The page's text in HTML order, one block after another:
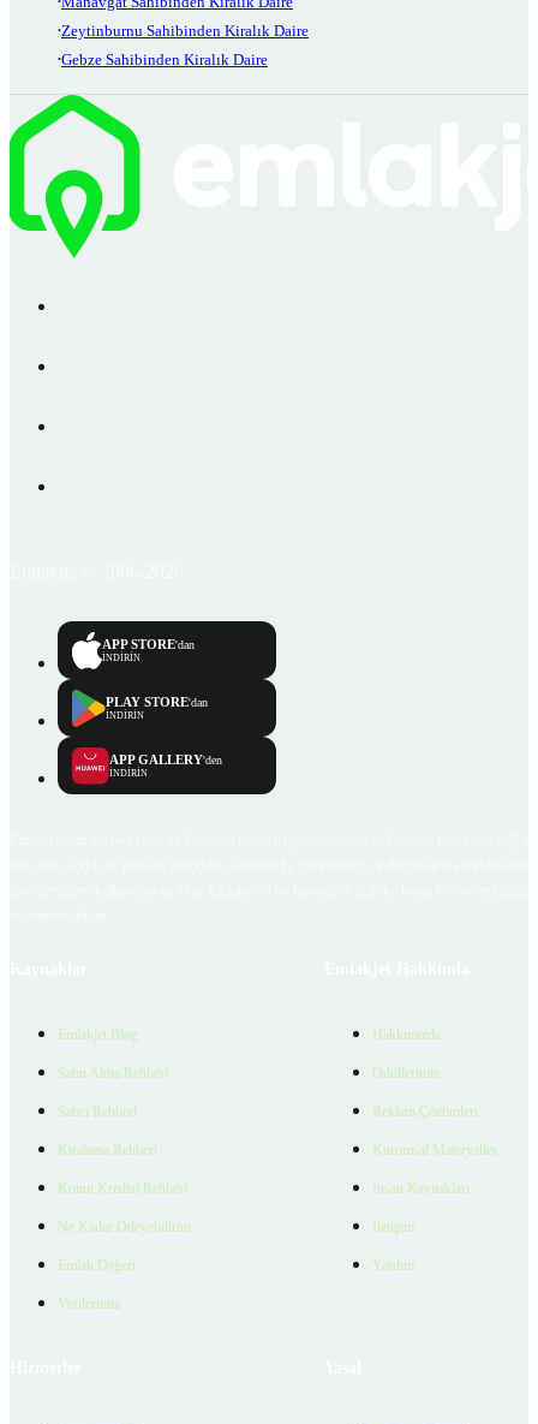
Zeytinburnu Sahibinden Kiralık Daire
Gebze Sahibinden Kiralık Daire
APP STORE'dan
İNDİRİN
PLAY STORE'dan
İNDİRİN
APP GALLERY'den
İNDİRİN
Emlakjet Blog
Satın Alma Rehberi
Satıcı Rehberi
Kiralama Rehberi
Konut Kredisi Rehberi
Ne Kadar Ödeyebilirim
Emlak Değeri
Verilerimiz
Hakkımızda
Ödüllerimiz
Reklam Çözümleri
Kurumsal Materyaller
İnsan Kaynakları
İletişim
Yardım